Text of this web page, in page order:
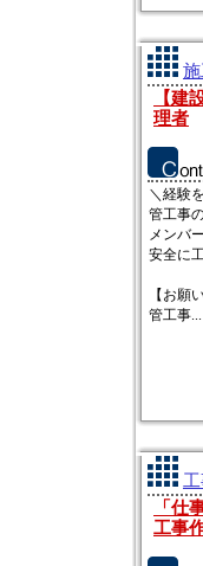
【建
理者
＼経験
管工事
メンバ
安全に
【お願
管工事...
「仕
工事